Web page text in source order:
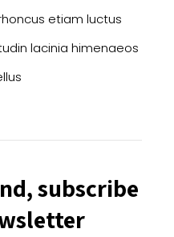
etiam luctus
lacinia himenaeos
subscribe